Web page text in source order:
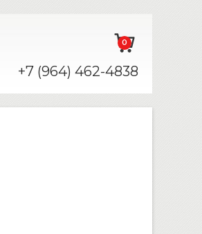
0
+7 (964) 462-4838